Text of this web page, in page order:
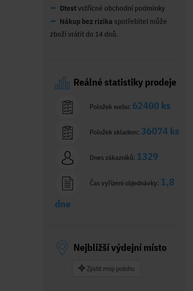
Dtestvstřícné obchodní podmínky
Nákup bez rizika spotřebitel může
zboží vrátit do 14 dnů.
Reálné statistiky prodeje
Položek webu: 62400 ks
Položek skladem: 36074 ks
Dnes zákazníků: 1329
Čas vyřízení objednávky: 1,8
dne
Nejbližší výdejní místo
Zjistit moji polohu